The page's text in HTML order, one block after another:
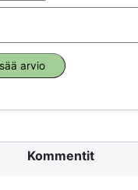
Kommentit